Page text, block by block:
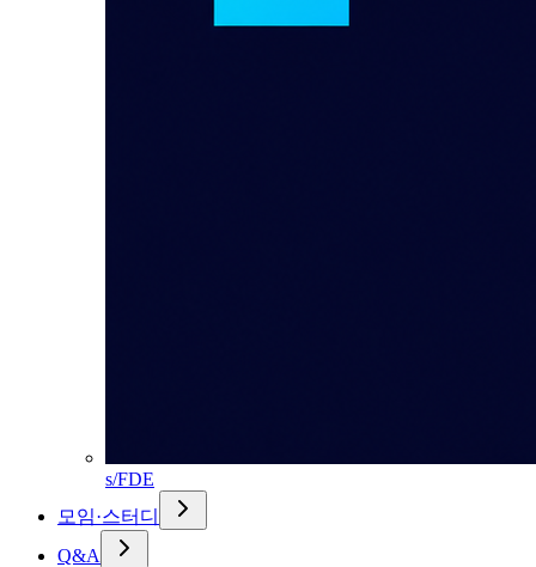
s/FDE
모임·스터디
Q&A